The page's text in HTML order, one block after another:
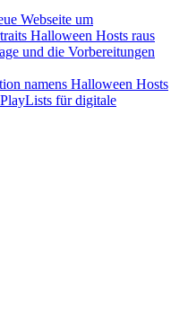
Webseite um
Halloween Hosts raus
und die Vorbereitungen
namens Halloween Hosts
für digitale